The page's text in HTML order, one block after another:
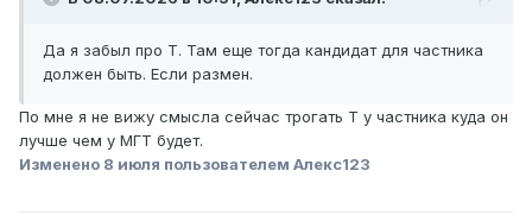
Да я забыл про Т. Там еще тогда кандидат для частника
должен быть. Если размен.
По мне я не вижу смысла сейчас трогать Т у частника куда он
лучше чем у МГТ будет.
Изменено 8 июля пользователем Алекс123